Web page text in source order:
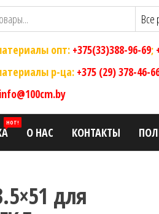
опт: +375(33)388-96-69;
р-ца: +375 (29) 378-46-
info@100cm.by
HOT!
О НАС КОНТАКТЫ
для